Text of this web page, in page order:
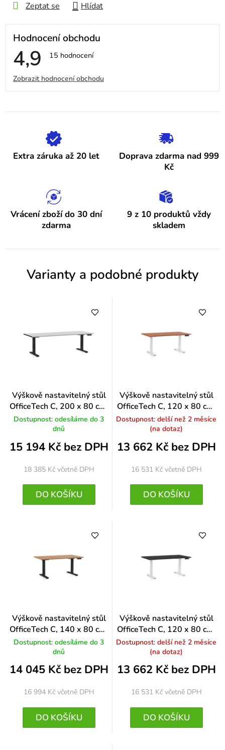
Zeptat se Hlídat
Hodnocení obchodu
4,9 Průměrné
je
hvězdiček.
15 hodnocení
V
ý
p
h
o
e
Zobrazit hodnocení obchodu
Extra záruka až 20 let
Doprava zdarma nad 999
Kč
Vrácení zboží do 30 dní
zdarma
9 z 10 produktů vždy
skladem
Varianty a podobné produkty
Výškově nastavitelný stůl
OfficeTech C, 200 x 80 cm,
černá podnož, světle šedá
Dostupnost: odesíláme do 3
dnů
15 194 Kč bez DPH
18 385 Kč včetně DPH
DO KOŠÍKU
Výškově nastavitelný stůl
OfficeTech C, 120 x 80 cm,
bílá podnož, třešeň
Dostupnost: delší než 2 měsíce
(na dotaz)
13 662 Kč bez DPH
16 531 Kč včetně DPH
DO KOŠÍKU
Výškově nastavitelný stůl
OfficeTech C, 140 x 80 cm,
černá podnož, buk
Dostupnost: odesíláme do 3
dnů
14 045 Kč bez DPH
16 994 Kč včetně DPH
DO KOŠÍKU
Výškově nastavitelný stůl
OfficeTech C, 120 x 80 cm,
bílá podnož, černá
Dostupnost: delší než 2 měsíce
(na dotaz)
13 662 Kč bez DPH
16 531 Kč včetně DPH
DO KOŠÍKU